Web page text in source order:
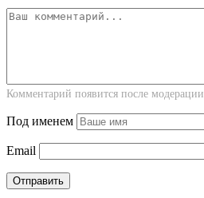
Комментарий появится после модерации
Под именем
Email